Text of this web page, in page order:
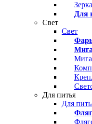
Для
Свет
Свет
Для питья
Для